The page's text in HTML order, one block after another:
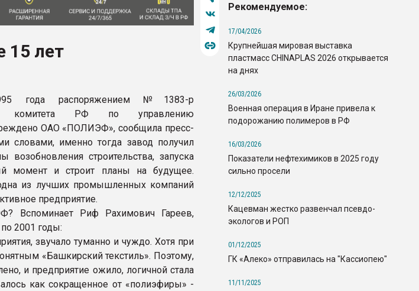
лет
года распоряжением №1383-р
комитета РФ по управлению
ОАО «ПОЛИЭФ», сообщила пресс-
словами, именно тогда завод получил
строительства, запуска
момент и строит планы на будущее.
из лучших промышленных компаний
предприятие.
Вспоминает Риф Рахимович Гареев,
2001 годы:
звучало туманно и чуждо. Хотя при
«Башкирский текстиль». Поэтому,
и предприятие ожило, логичной стала
как сокращенное от «полиэфиры» -
Рекомендуемое:
17/04/2026
Крупнейшая мировая выставка
пластмасс CHINAPLAS 2026 открывается
на днях
26/03/2026
Военная операция в Иране привела к
подорожанию полимеров в РФ
16/03/2026
Показатели нефтехимиков в 2025 году
сильно просели
12/12/2025
Кацевман жестко развенчал псевдо-
экологов и РОП
01/12/2025
ГК «Алеко» отправилась на "Кассиопею"
11/11/2025